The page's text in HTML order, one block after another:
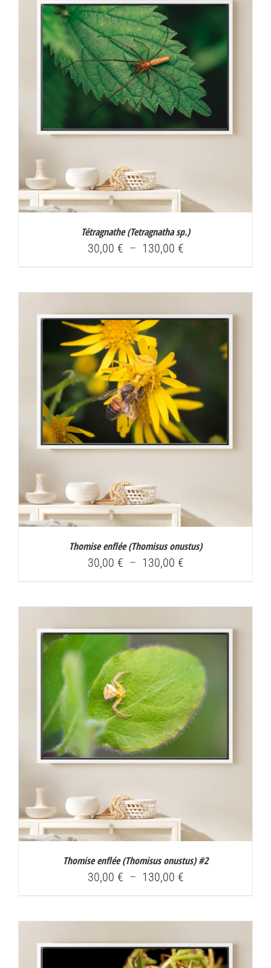
à
Tétragnathe (Tetragnatha sp.)
30,00 € – 130,00 €Plage
à
Thomise enflée (Thomisus onustus)
30,00 € – 130,00 €Plage
à
130,00 €
Thomise enflée (Thomisus onustus) #2
30,00 € – 130,00 €Plage
à